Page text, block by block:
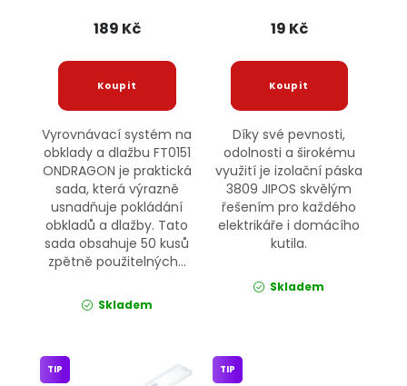
189 Kč
Vyrovnávací systém na
obklady a dlažbu FT0151
ONDRAGON je praktická
sada, která výrazně
usnadňuje pokládání
obkladů a dlažby. Tato
sada obsahuje 50 kusů
zpětně použitelných...
Skladem
19 Kč
Díky své pevnosti,
odolnosti a širokému
využití je izolační páska
3809 JIPOS skvělým
řešením pro každého
elektrikáře i domácího
kutila.
Skladem
TIP TIP